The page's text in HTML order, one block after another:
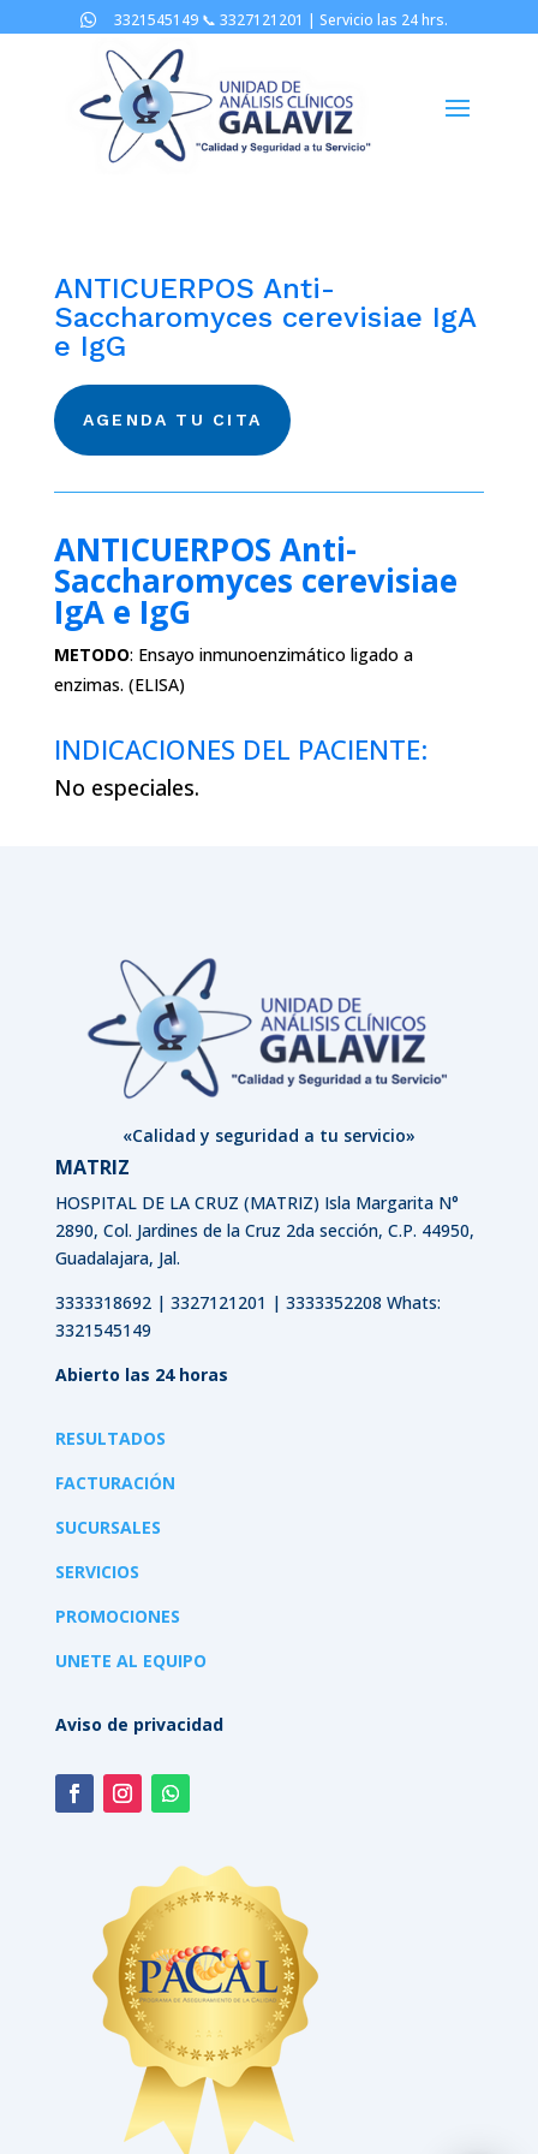
 3321545149 📞 3327121201 | Servicio las 24 hrs.
ANTICUERPOS Anti-
Saccharomyces cerevisiae IgA
e IgG
AGENDA TU CITA
ANTICUERPOS Anti-
Saccharomyces cerevisiae
IgA e IgG
METODO: Ensayo inmunoenzimático ligado a
enzimas. (ELISA)
INDICACIONES DEL PACIENTE:
No especiales.
«Calidad y seguridad a tu servicio»
MATRIZ
HOSPITAL DE LA CRUZ (MATRIZ) Isla Margarita N°
2890, Col. Jardines de la Cruz 2da sección, C.P. 44950,
Guadalajara, Jal.
3333318692 | 3327121201 | 3333352208 Whats:
3321545149
Abierto las 24 horas
RESULTADOS
FACTURACIÓN
SUCURSALES
SERVICIOS
PROMOCIONES
UNETE AL EQUIPO
Aviso de privacidad